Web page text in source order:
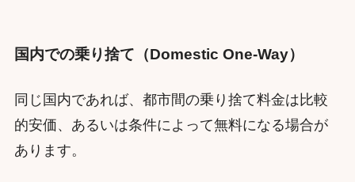
国内での乗り捨て（Domestic One-Way）
同じ国内であれば、都市間の乗り捨て料金は比較
的安価、あるいは条件によって無料になる場合が
あります。